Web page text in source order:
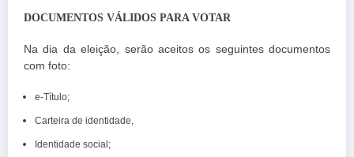
DOCUMENTOS VÁLIDOS PARA VOTAR
Na dia da eleição, serão aceitos os seguintes documentos
com foto:
e-Título;
Carteira de identidade,
Identidade social;